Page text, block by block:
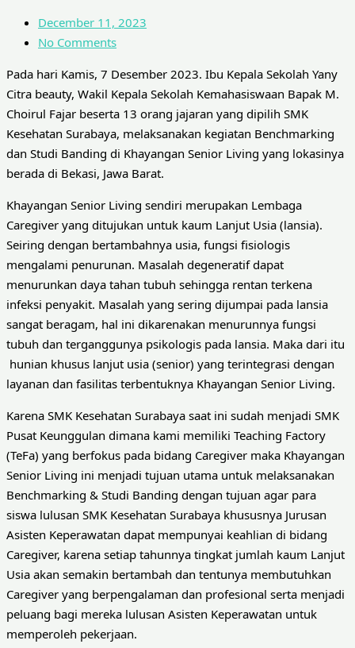
December 11, 2023
No Comments
Pada hari Kamis, 7 Desember 2023. Ibu Kepala Sekolah Yany
Citra beauty, Wakil Kepala Sekolah Kemahasiswaan Bapak M.
Choirul Fajar beserta 13 orang jajaran yang dipilih SMK
Kesehatan Surabaya, melaksanakan kegiatan Benchmarking
dan Studi Banding di Khayangan Senior Living yang lokasinya
berada di Bekasi, Jawa Barat.
Khayangan Senior Living sendiri merupakan Lembaga
Caregiver yang ditujukan untuk kaum Lanjut Usia (lansia).
Seiring dengan bertambahnya usia, fungsi fisiologis
mengalami penurunan. Masalah degeneratif dapat
menurunkan daya tahan tubuh sehingga rentan terkena
infeksi penyakit. Masalah yang sering dijumpai pada lansia
sangat beragam, hal ini dikarenakan menurunnya fungsi
tubuh dan terganggunya psikologis pada lansia. Maka dari itu
hunian khusus lanjut usia (senior) yang terintegrasi dengan
layanan dan fasilitas terbentuknya Khayangan Senior Living.
Karena SMK Kesehatan Surabaya saat ini sudah menjadi SMK
Pusat Keunggulan dimana kami memiliki Teaching Factory
(TeFa) yang berfokus pada bidang Caregiver maka Khayangan
Senior Living ini menjadi tujuan utama untuk melaksanakan
Benchmarking & Studi Banding dengan tujuan agar para
siswa lulusan SMK Kesehatan Surabaya khususnya Jurusan
Asisten Keperawatan dapat mempunyai keahlian di bidang
Caregiver, karena setiap tahunnya tingkat jumlah kaum Lanjut
Usia akan semakin bertambah dan tentunya membutuhkan
Caregiver yang berpengalaman dan profesional serta menjadi
peluang bagi mereka lulusan Asisten Keperawatan untuk
memperoleh pekerjaan.